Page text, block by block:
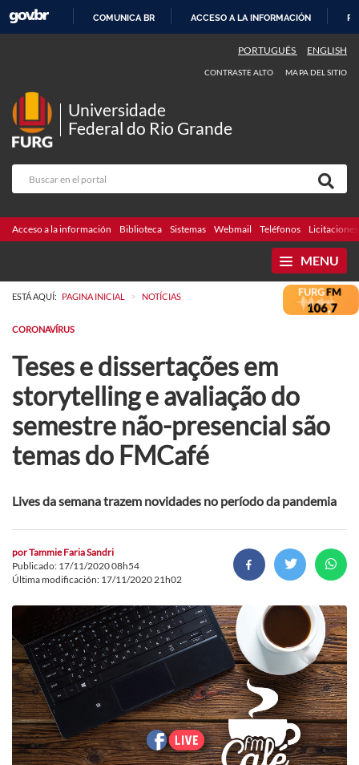
CONTENIDO
COMUNICA BR ACCESO A LA INFORMACIÓN
PORTUGUÊS ENGLISH
CONTRASTE ALTO MAPA DEL SITIO
Universidade
Federal do Rio Grande
Acceso a la información Biblioteca Sistemas Webmail Teléfonos Licitaciones
MENU
ESTÁ AQUÍ: PAGINA INICIAL > NOTÍCIAS
CORONAVÍRUS
Teses e dissertações em
storytelling e avaliação do
semestre não-presencial são
temas do FMCafé
Lives da semana trazem novidades no período da pandemia
porTammie Faria Sandri
Publicado: 17/11/2020 08h54
Última modificación: 17/11/2020 21h02